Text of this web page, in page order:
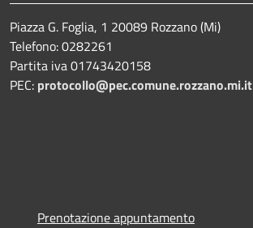
Piazza G. Foglia, 1 20089 Rozzano (Mi)
Telefono: 0282261
Partita iva 01743420158
PEC: protocollo@pec.comune.rozzano.mi.it
Prenotazione appuntamento